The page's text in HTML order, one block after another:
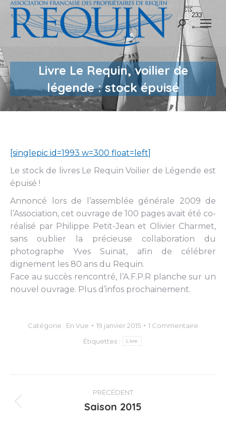
Recherche
Livre Le Requin, voilier de
légende : stock épuisé
[singlepic id=1993 w=300 float=left]
Le stock de livres Le Requin Voilier de Légende est
épuisé !
Annoncé lors de l’assemblée générale 2009 de
l’Association, cet ouvrage de 100 pages avait été co-
réalisé par Philippe Petit-Jean et Olivier Charmet,
sans oublier la précieuse collaboration du
photographe Yves Suinat, afin de célébrer
dignement les 80 ans du Requin.
Face au succès rencontré, l’A.F.P.R planche sur un
nouvel ouvrage. Plus d’infos prochainement.
Catégorie : En Vue 19 janvier 2015
1 Commentaire
Étiquettes :
Livre
Navigation
article
PRÉCÉDENT
Article
Saison 2015